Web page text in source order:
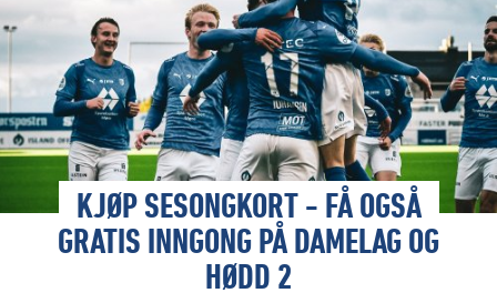
KJØP SESONGKORT - FÅ OGSÅ
GRATIS INNGONG PÅ DAMELAG OG
HØDD 2